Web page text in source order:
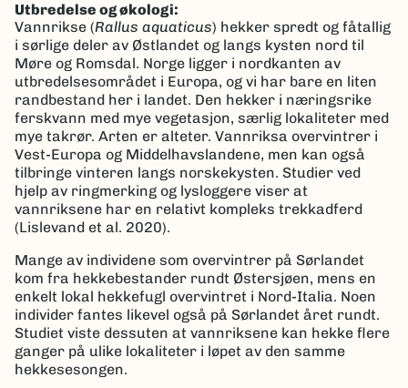
Utbredelse og økologi:
Vannrikse (Rallus aquaticus) hekker spredt og fåtallig
i sørlige deler av Østlandet og langs kysten nord til
Møre og Romsdal. Norge ligger i nordkanten av
utbredelsesområdet i Europa, og vi har bare en liten
randbestand her i landet. Den hekker i næringsrike
ferskvann med mye vegetasjon, særlig lokaliteter med
mye takrør. Arten er alteter. Vannriksa overvintrer i
Vest-Europa og Middelhavslandene, men kan også
tilbringe vinteren langs norskekysten. Studier ved
hjelp av ringmerking og lysloggere viser at
vannriksene har en relativt kompleks trekkadferd
(Lislevand et al. 2020).
Mange av individene som overvintrer på Sørlandet
kom fra hekkebestander rundt Østersjøen, mens en
enkelt lokal hekkefugl overvintret i Nord-Italia. Noen
individer fantes likevel også på Sørlandet året rundt.
Studiet viste dessuten at vannriksene kan hekke flere
ganger på ulike lokaliteter i løpet av den samme
hekkesesongen.